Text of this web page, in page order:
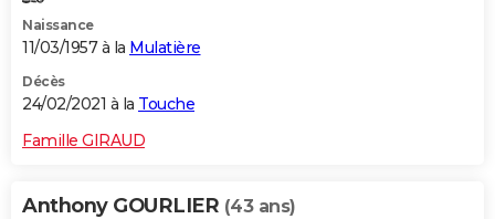
Naissance
11/03/1957 à la Mulatière
Décès
24/02/2021 à la Touche
Famille GIRAUD
Anthony GOURLIER (43 ans)